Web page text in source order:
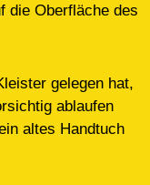
die Oberfläche des
gelegen hat,
ablaufen
altes Handtuch